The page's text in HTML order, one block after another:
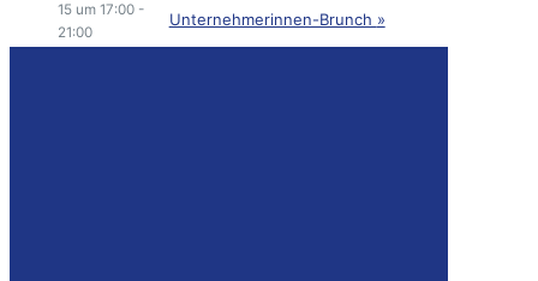
15 um 17:00 -
21:00
Unternehmerinnen-Brunch »